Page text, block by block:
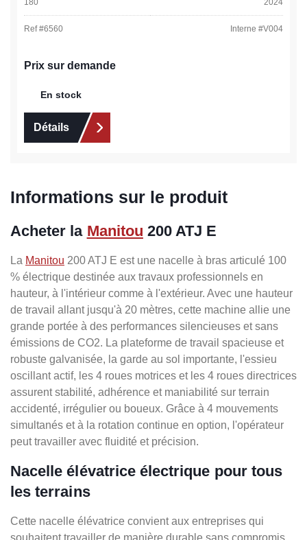
Ref #6560 Interne #V004
Prix sur demande
En stock
Détails
Informations sur le produit
Acheter la Manitou 200 ATJ E
La Manitou 200 ATJ E est une nacelle à bras articulé 100
% électrique destinée aux travaux professionnels en
hauteur, à l'intérieur comme à l'extérieur. Avec une hauteur
de travail allant jusqu'à 20 mètres, cette machine allie une
grande portée à des performances silencieuses et sans
émissions de CO2. La plateforme de travail spacieuse et
robuste galvanisée, la garde au sol importante, l'essieu
oscillant actif, les 4 roues motrices et les 4 roues directrices
assurent stabilité, adhérence et maniabilité sur terrain
accidenté, irrégulier ou boueux. Grâce à 4 mouvements
simultanés et à la rotation continue en option, l'opérateur
peut travailler avec fluidité et précision.
Nacelle élévatrice électrique pour tous
les terrains
Cette nacelle élévatrice convient aux entreprises qui
souhaitent travailler de manière durable sans compromis